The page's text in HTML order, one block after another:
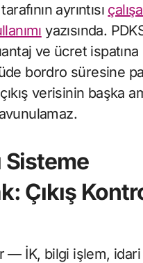
ayrıntısı
yazısında.
ve ücret ispatına
bordro süresine
verisinin başka
Sisteme
Çıkış
— İK, bilgi işlem,